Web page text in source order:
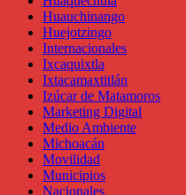
Huauchinango
Huejotzingo
Internacionales
Ixcaquixtla
Ixtacamaxtitlán
Izúcar de Matamoros
Marketing Digital
Medio Ambiente
Michoacán
Movilidad
Municipios
Nacionales